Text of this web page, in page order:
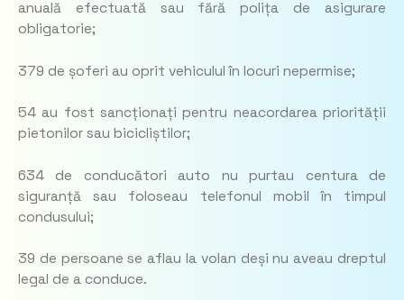
anuală efectuată sau fără polița de asigurare
obligatorie;
379 de șoferi au oprit vehiculul în locuri nepermise;
54 au fost sancționați pentru neacordarea priorității
pietonilor sau bicicliștilor;
634 de conducători auto nu purtau centura de
siguranță sau foloseau telefonul mobil în timpul
condusului;
39 de persoane se aflau la volan deși nu aveau dreptul
legal de a conduce.